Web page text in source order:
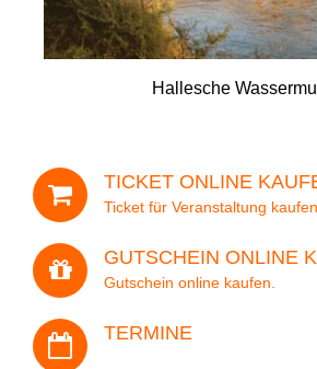
Veranstaltung
Hallesche
TICKET ONLINE
Ticket für Veranstaltung kaufen.
GUTSCHEIN ONLINE
Gutschein online kaufen.
TERMINE